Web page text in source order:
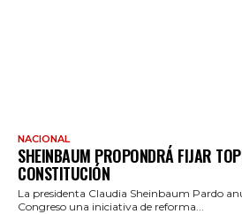
NACIONAL
SHEINBAUM PROPONDRÁ FIJAR
CONSTITUCIÓN
La presidenta Claudia Sheinbaum Pardo
Congreso una iniciativa de reforma...